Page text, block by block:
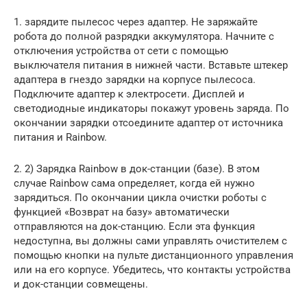
1. зарядите пылесос через адаптер. Не заряжайте
робота до полной разрядки аккумулятора. Начните с
отключения устройства от сети с помощью
выключателя питания в нижней части. Вставьте штекер
адаптера в гнездо зарядки на корпусе пылесоса.
Подключите адаптер к электросети. Дисплей и
светодиодные индикаторы покажут уровень заряда. По
окончании зарядки отсоедините адаптер от источника
питания и Rainbow.
2. 2) Зарядка Rainbow в док-станции (базе). В этом
случае Rainbow сама определяет, когда ей нужно
зарядиться. По окончании цикла очистки роботы с
функцией «Возврат на базу» автоматически
отправляются на док-станцию. Если эта функция
недоступна, вы должны сами управлять очистителем с
помощью кнопки на пульте дистанционного управления
или на его корпусе. Убедитесь, что контакты устройства
и док-станции совмещены.